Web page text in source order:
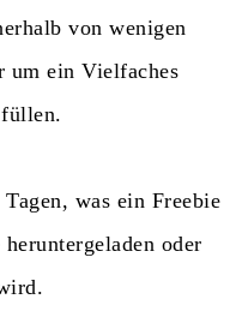
von wenigen
um ein Vielfaches
was ein Freebie
oder